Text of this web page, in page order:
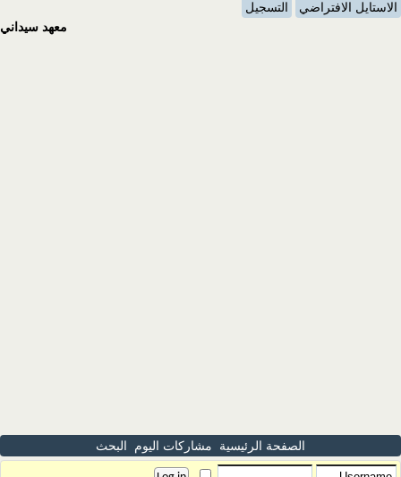
الاستايل الافتراضي
التسجيل
معهد سيداني
الصفحة الرئيسية مشاركات اليوم البحث